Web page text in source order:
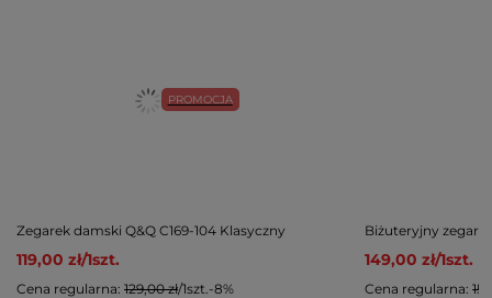
PROMOCJA
Zegarek damski Q&Q C169-104 Klasyczny
119,00 zł/1szt.
Cena regularna: 129,00 zł/1szt. -8%
Biżuteryjny
149,00 zł/1szt.
Cena regularna: